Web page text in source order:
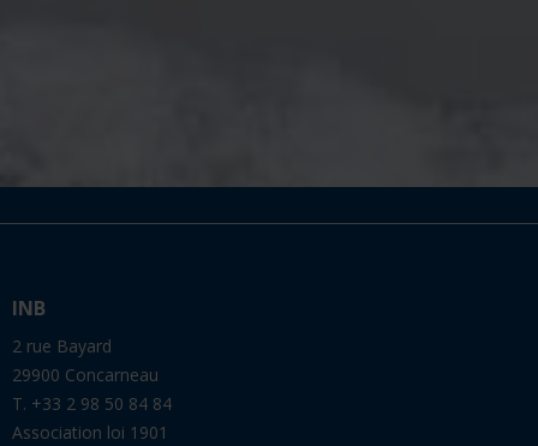
INB
2 rue Bayard
29900 Concarneau
T. +33 2 98 50 84 84
Association loi 1901